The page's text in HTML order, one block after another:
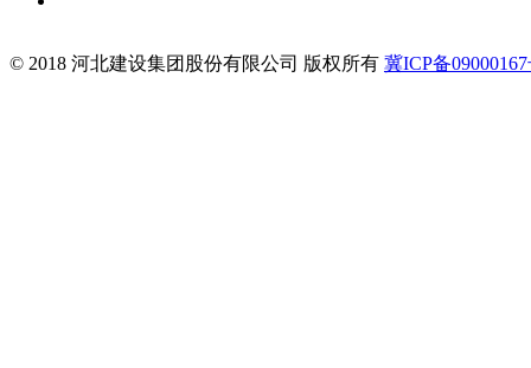
© 2018 河北建设集团股份有限公司 版权所有 冀ICP备